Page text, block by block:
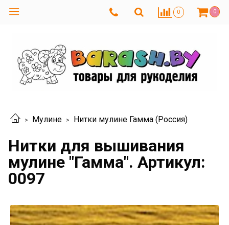
0 0
Мулине Нитки мулине Гамма (Россия)
Нитки для вышивания
мулине "Гамма". Артикул:
0097